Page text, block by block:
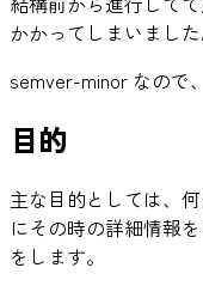
かかってしまいました
semver-minor なので
目的
主な目的としては、
にその時の詳細情報
をします。